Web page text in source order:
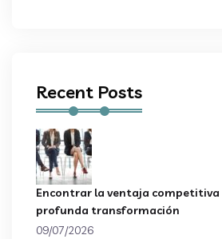
Recent Posts
Encontrar la ventaja competitiva
profunda transformación
09/07/2026